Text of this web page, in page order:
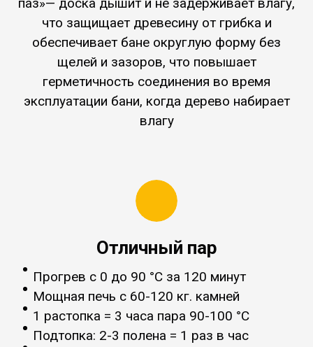
паз»— доска дышит и не задерживает влагу,
что защищает древесину от грибка и
обеспечивает бане округлую форму без
щелей и зазоров, что повышает
герметичность соединения во время
эксплуатации бани, когда дерево набирает
влагу
Отличный пар
Прогрев с 0 до 90 °C за 120 минут
Мощная печь с 60-120 кг. камней
1 растопка = 3 часа пара 90-100 °C
Подтопка: 2-3 полена = 1 раз в час